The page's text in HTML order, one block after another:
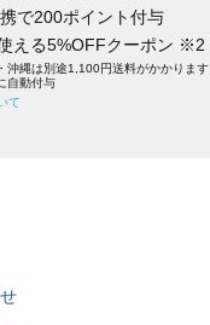
で200ポイント付与
える5%OFFクーポン ※2
沖縄は別途1,100円送料がかかります
自動付与
て